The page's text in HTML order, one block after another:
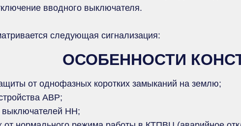
вводного выключателя.
следующая сигнализация:
ОСОБЕННОСТИ
от однофазных коротких замыканий на землю;
АВР;
выключателей НН;